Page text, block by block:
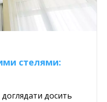
стелями:
досить